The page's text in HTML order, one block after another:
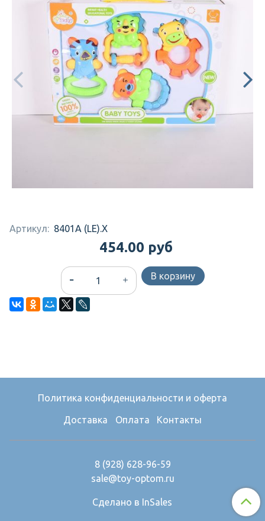
Артикул: 8401A (LE).X
454.00 руб
В корзину
Политика конфиденциальности и оферта
Доставка Оплата Контакты
8 (928) 628-96-59
sale@toy-optom.ru
Сделано в InSales